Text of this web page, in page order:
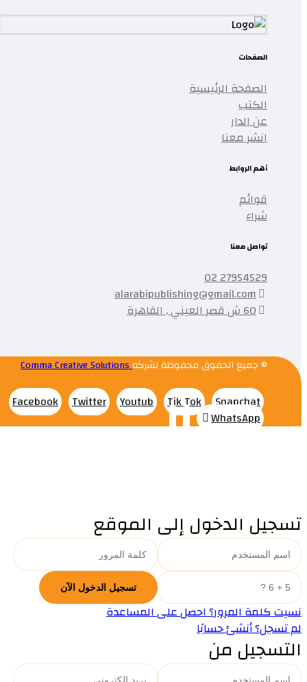
الصفحات
الصفحة الرئيسية
الكتب
عن الدار
انشر معنا
أهم الروابط
قوائم
شراء
تواصل معنا
27954529 02
alarabipublishing@gmail.com
60 ش قصر العيني , القاهرة
© جميع الحقوق محفوظة لشركهComma Creative Solutions
Facebook Twitter Youtub Tik Tok
Snapchat
WhatsApp
تسجيل الدخول إلى الموقع
نسيت كلمة المرور؟ احصل على المساعدة
لم تسجل؟ أنشئ حسابًا
التسجيل من